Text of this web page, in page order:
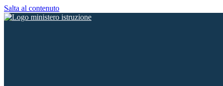
Salta al contenuto